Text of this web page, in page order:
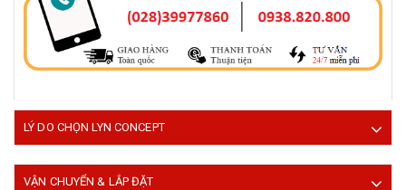
LÝ DO CHỌN LYN CONCEPT
VẬN CHUYỂN & LẮP ĐẶT